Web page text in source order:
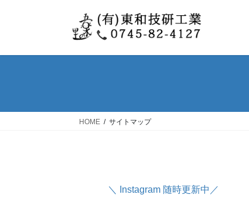
HOME サイトマップ
＼ Instagram 随時更新中／